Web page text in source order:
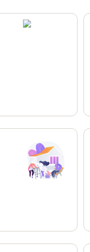
132,42